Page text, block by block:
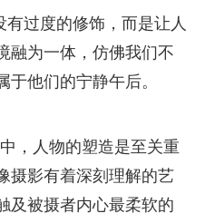
过度的修饰，而是让人
融为一体，仿佛我们不
他们的宁静午后。
，人物的塑造是至关重
摄影有着深刻理解的艺
及被摄者内心最柔软的